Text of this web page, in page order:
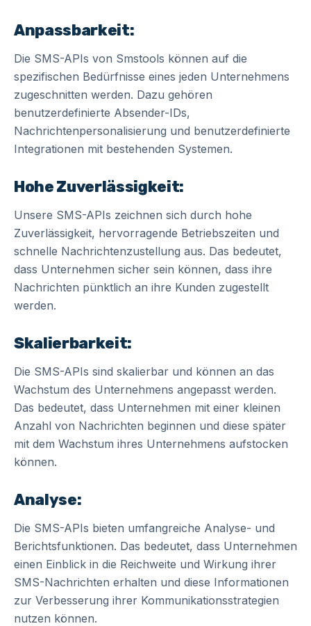
Anpassbarkeit:
Die SMS-APIs von Smstools können auf die
spezifischen Bedürfnisse eines jeden Unternehmens
zugeschnitten werden. Dazu gehören
benutzerdefinierte Absender-IDs,
Nachrichtenpersonalisierung und benutzerdefinierte
Integrationen mit bestehenden Systemen.
Hohe Zuverlässigkeit:
Unsere SMS-APIs zeichnen sich durch hohe
Zuverlässigkeit, hervorragende Betriebszeiten und
schnelle Nachrichtenzustellung aus. Das bedeutet,
dass Unternehmen sicher sein können, dass ihre
Nachrichten pünktlich an ihre Kunden zugestellt
werden.
Skalierbarkeit:
Die SMS-APIs sind skalierbar und können an das
Wachstum des Unternehmens angepasst werden.
Das bedeutet, dass Unternehmen mit einer kleinen
Anzahl von Nachrichten beginnen und diese später
mit dem Wachstum ihres Unternehmens aufstocken
können.
Analyse:
Die SMS-APIs bieten umfangreiche Analyse- und
Berichtsfunktionen. Das bedeutet, dass Unternehmen
einen Einblick in die Reichweite und Wirkung ihrer
SMS-Nachrichten erhalten und diese Informationen
zur Verbesserung ihrer Kommunikationsstrategien
nutzen können.